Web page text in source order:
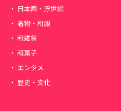
日本画・浮世絵
着物・和服
和雑貨
和菓子
エンタメ
歴史・文化